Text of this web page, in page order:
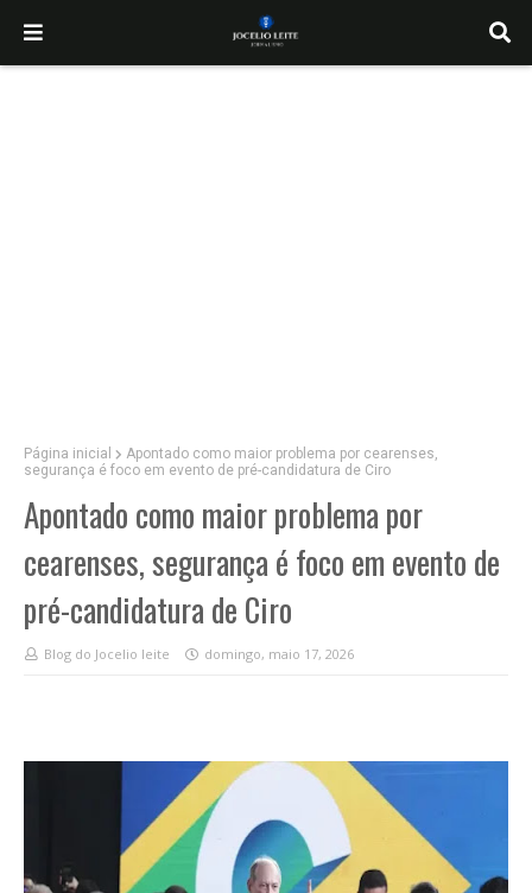
Página inicial
Apontado como maior problema por cearenses,
segurança é foco em evento de pré-candidatura de Ciro
Apontado como maior problema por
cearenses, segurança é foco em evento de
pré-candidatura de Ciro
Blog do Jocelio leite domingo, maio 17, 2026